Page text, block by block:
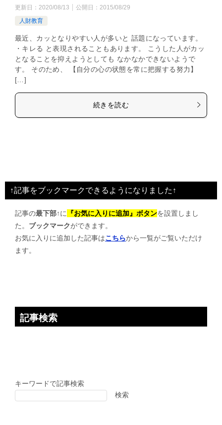
更新日： 2020/08/13 公開日： 2015/08/29
人財教育
最近、カッとなりやすい人が多いと 話題になっています。
・キレる と表現されることもあります。 こうした人がカッ
となることを抑えようとしても なかなかできないようで
す。 そのため、 【自分の心の状態を常に把握する努力】
[…]
続きを読む
↑記事をブックマークできるようになりました↑
記事の最下部↑に 『お気に入りに追加』ボタンを設置しまし
た。 ブックマークができます。
お気に入りに追加した記事はこちらから一覧がご覧いただけ
ます。
記事検索
キーワードで記事検索
検索